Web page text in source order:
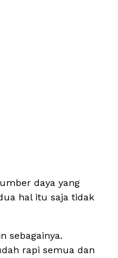
daya yang
hal itu saja tidak
sebagainya.
rapi semua dan